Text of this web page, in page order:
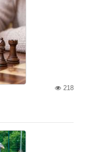
218